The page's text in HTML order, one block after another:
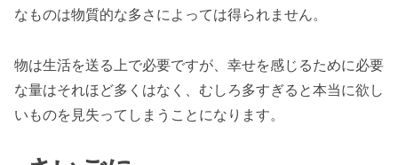
なものは物質的な多さによっては得られません。
物は生活を送る上で必要ですが、幸せを感じるために必要
な量はそれほど多くはなく、むしろ多すぎると本当に欲し
いものを見失ってしまうことになります。